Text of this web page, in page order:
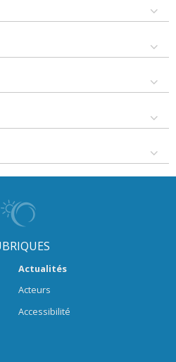
Actualités
Acteurs
Accessibilité